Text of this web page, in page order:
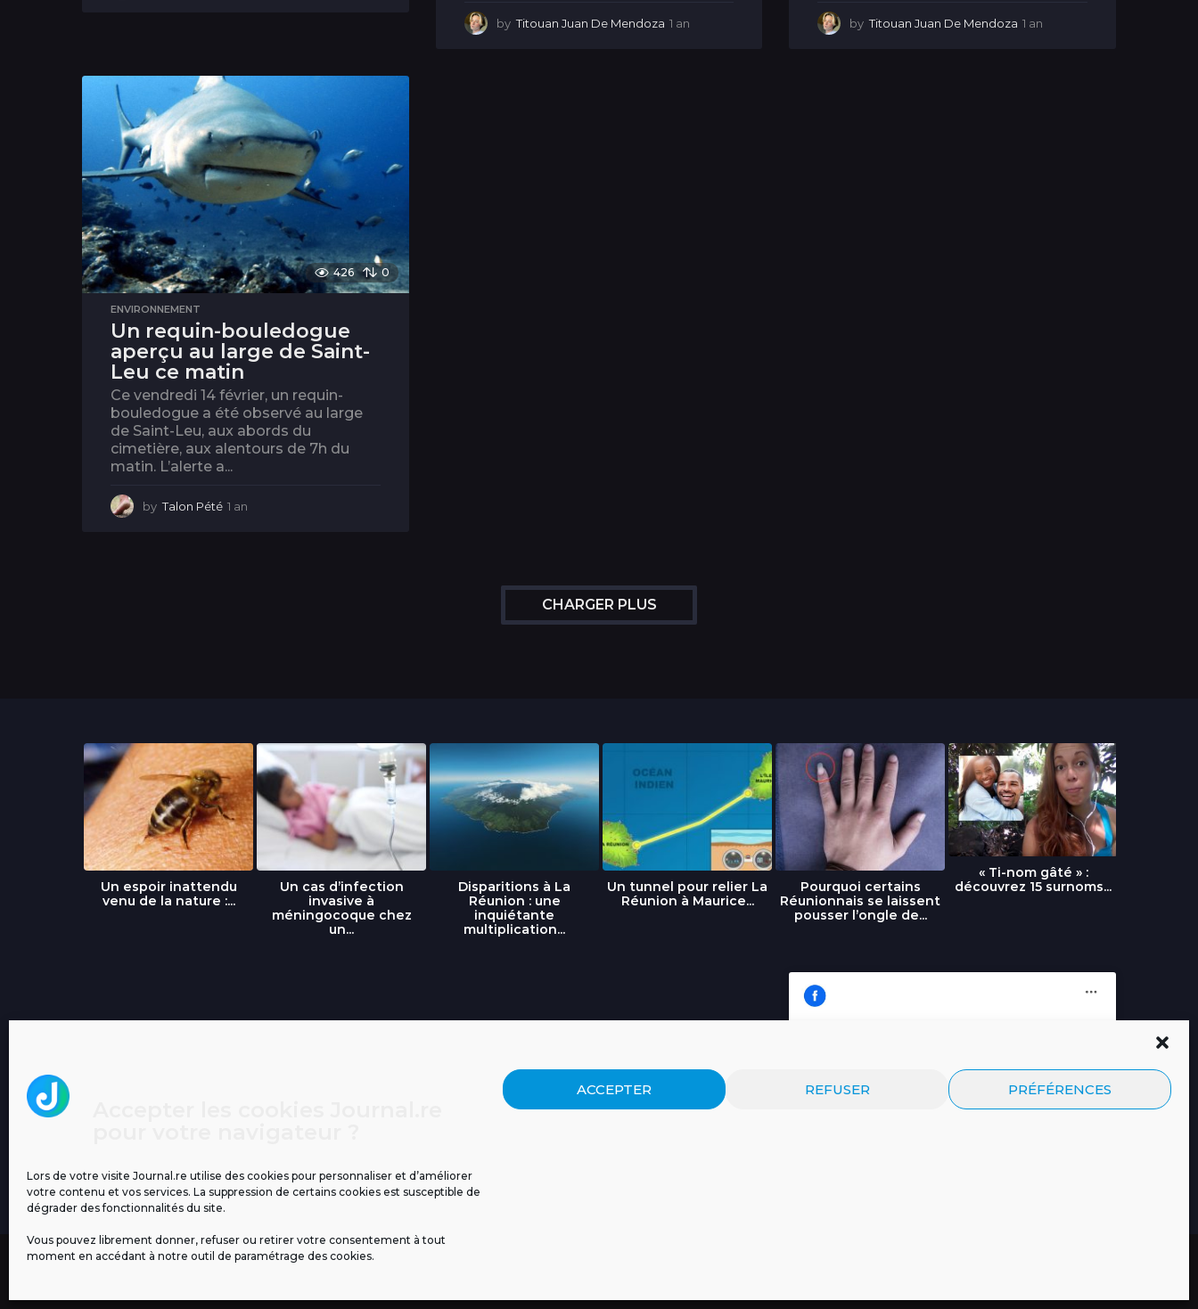
Lors de votre visite Journal.re utilise des cookies pour personnaliser et d’améliorer
votre contenu et vos services. La suppression de certains cookies est susceptible de
dégrader des fonctionnalités du site.
Vous pouvez librement donner, refuser ou retirer votre consentement à tout
moment en accédant à notre outil de paramétrage des cookies.
ACCEPTER REFUSER PRÉFÉRENCES
by Titouan Juan De Mendoza 1 an by Titouan Juan De Mendoza 1 an
426 0
ENVIRONNEMENT
Un requin-bouledogue
aperçu au large de Saint-
Leu ce matin
Ce vendredi 14 février, un requin-
bouledogue a été observé au large
de Saint-Leu, aux abords du
cimetière, aux alentours de 7h du
matin. L’alerte a...
by Talon Pété 1 an
CHARGER PLUS
Un espoir inattendu
venu de la nature :...
Un cas d’infection
invasive à
méningocoque chez
un...
Disparitions à La
Réunion : une
inquiétante
multiplication...
Un tunnel pour relier La
Réunion à Maurice...
Pourquoi certains
Réunionnais se laissent
pousser l’ongle de...
« Ti-nom gâté » :
découvrez 15 surnoms...
Journal.re
Cliquez pour accepter les cookies
marketing et activer ce contenu
MENTIONS LÉGALES PUBLICITÉ BLOG NOS ÉMISSIONS